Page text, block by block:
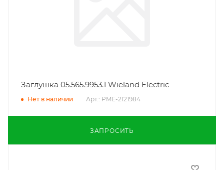
Заглушка 05.565.9953.1 Wieland Electric
Нет в наличии Арт.: PME-2121984
ЗАПРОСИТЬ